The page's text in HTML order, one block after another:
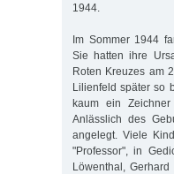
1944.
Im Sommer 1944
Sie hatten ihre
Roten Kreuzes am
Lilienfeld später so
kaum ein
Anlässlich des
angelegt. Viele
"Professor", in
Löwenthal,